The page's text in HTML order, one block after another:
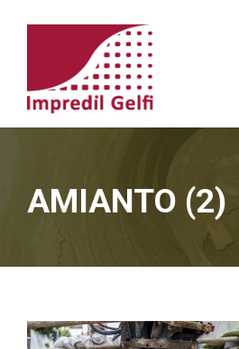
AMIANTO (2)